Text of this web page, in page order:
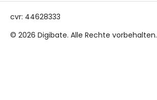
cvr: 44628333
© 2026 Digibate. Alle Rechte vorbehalten.